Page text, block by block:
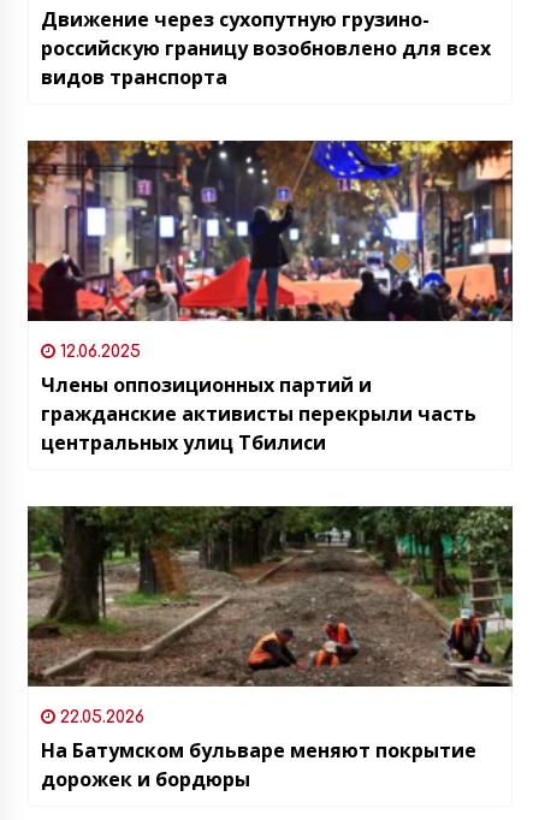
Движение через сухопутную грузино-
российскую границу возобновлено для всех
видов транспорта
12.06.2025
Члены оппозиционных партий и
гражданские активисты перекрыли часть
центральных улиц Тбилиси
22.05.2026
На Батумском бульваре меняют покрытие
дорожек и бордюры